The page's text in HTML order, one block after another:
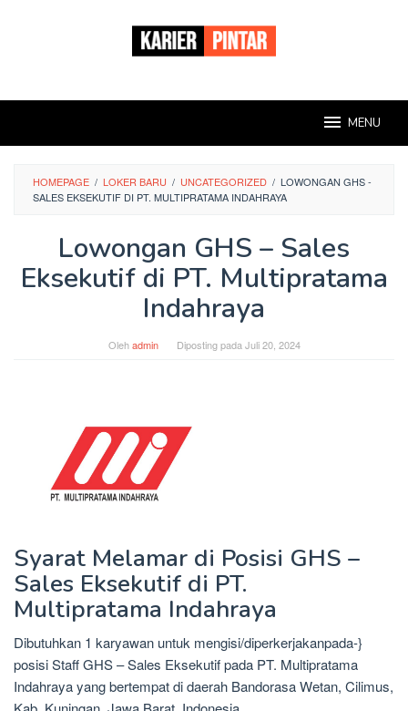
MENU
HOMEPAGE / LOKER BARU / UNCATEGORIZED / LOWONGAN GHS -
SALES EKSEKUTIF DI PT. MULTIPRATAMA INDAHRAYA
Lowongan GHS – Sales
Eksekutif di PT. Multipratama
Indahraya
Olehadmin Diposting pada Juli 20, 2024
Syarat Melamar di Posisi GHS –
Sales Eksekutif di PT.
Multipratama Indahraya
Dibutuhkan 1 karyawan untuk mengisi/diperkerjakanpada-}
posisi Staff GHS – Sales Eksekutif pada PT. Multipratama
Indahraya yang bertempat di daerah Bandorasa Wetan, Cilimus,